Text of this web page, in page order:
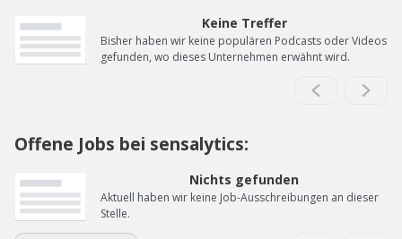
Keine Treffer
Bisher haben wir keine populären Podcasts oder Videos
gefunden, wo dieses Unternehmen erwähnt wird.
Offene Jobs bei sensalytics:
Nichts gefunden
Aktuell haben wir keine Job-Ausschreibungen an dieser
Stelle.